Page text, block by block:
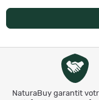
NaturaBuy garantit